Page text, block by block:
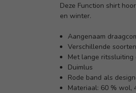
Deze Function shirt
en winter.
Aangenaam
Verschillende
Met lange ritssluiting
Duimlus
Rode band als
Materiaal: 60 % wol,